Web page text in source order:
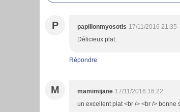
P papillonmyosotis 17/11/2016 21:35
Délicieux plat.
Répondre
M mamimijane 17/11/2016 16:22
un excellent plat <br /> <br /> bonne